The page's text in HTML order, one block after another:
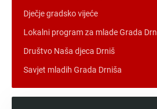
Dječje gradsko vijeće
Lokalni program za mlade Grada
Društvo Naša djeca Drniš
Savjet mladih Grada Drniša